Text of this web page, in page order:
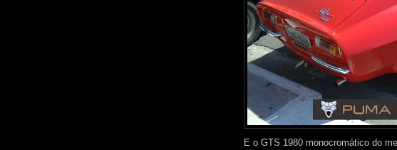
E o GTS 1980 monocromático do